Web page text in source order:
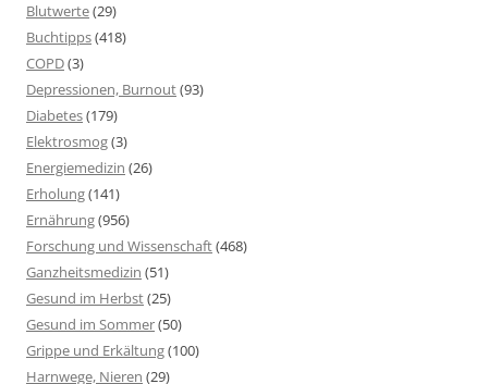
Blutwerte(29)
Buchtipps(418)
COPD(3)
Depressionen, Burnout(93)
Diabetes(179)
Elektrosmog(3)
Energiemedizin (26)
Erholung(141)
Ernährung(956)
Forschung und Wissenschaft(468)
Ganzheitsmedizin (51)
Gesund im Herbst(25)
Gesund im Sommer(50)
Grippe und Erkältung(100)
Harnwege, Nieren (29)